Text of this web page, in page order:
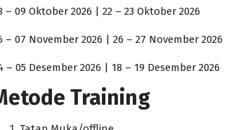
– 09 Oktober 2026 | 22 – 23 Oktober 2026
– 07 November 2026 | 26 – 27 November 2026
– 05 Desember 2026 | 18 – 19 Desember 2026
Training